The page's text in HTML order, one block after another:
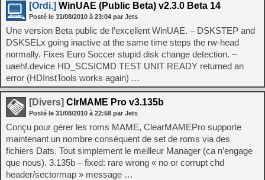
[Ordi.] WinUAE (Public Beta) v2.3.0 Beta 14
Posté le 31/08/2010 à 23:04 par Jets
Une version Beta public de l’excellent WinUAE. – DSKSTEP and
DSKSELx going inactive at the same time steps the rw-head
normally. Fixes Euro Soccer stupid disk change detection. –
uaehf.device HD_SCSICMD TEST UNIT READY returned an
error (HDInstTools works again) …
[Divers] ClrMAME Pro v3.135b
Posté le 31/08/2010 à 22:58 par Jets
Conçu pour gérer les roms MAME, ClearMAMEPro supporte
maintenant un nombre conséquent de set de roms via des
fichiers Dats. Tout simplement le meilleur Manager (ca n’engage
que nous). 3.135b – fixed: rare wrong « no or corrupt chd
header/sectormap » message …